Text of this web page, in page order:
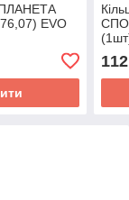
EVO
112